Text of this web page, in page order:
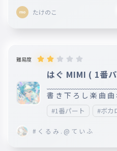
位体 可不(KAFU)に
musicalisotope423 OffVox : https://piapro.jp/t/C
たけのこ
難易度
はぐ MIMI ( 1
書 き 下 ろ し 楽 曲 曲 名 ↷ 作 詞 & 作 曲 ↷ はぐ MIM
I こ ち ら は 1 番 パ ー ト に な り ま す 。f u l l バ ー
ジ ョ ン は 別 で す ﹏﹏﹏﹏﹏﹏﹏﹏﹏﹏﹏﹏﹏﹏#1番パート #ボカ
# く る み . @ て い ふ